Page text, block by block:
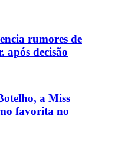
rumores de
após decisão
a Miss
favorita no